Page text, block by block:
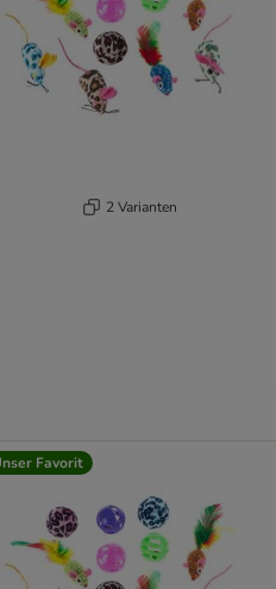
2 Varianten
Favorit